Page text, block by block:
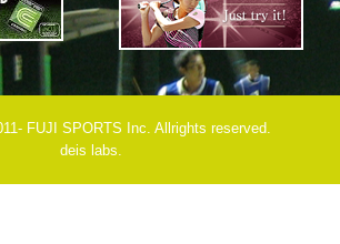
FUJI SPORTS Inc. Allrights reserved.
deis labs.